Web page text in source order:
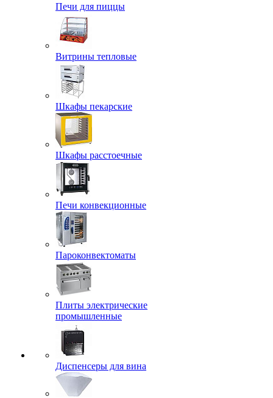
Печи для пиццы
Витрины тепловые
Шкафы пекарские
Шкафы расстоечные
Печи конвекционные
Пароконвектоматы
Плиты электрические
промышленные
Диспенсеры для вина